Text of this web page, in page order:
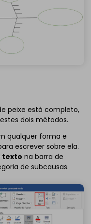
peixe está completo,
dois métodos.
qualquer forma e
escrever sobre ela.
texto na barra de
de subcausas.